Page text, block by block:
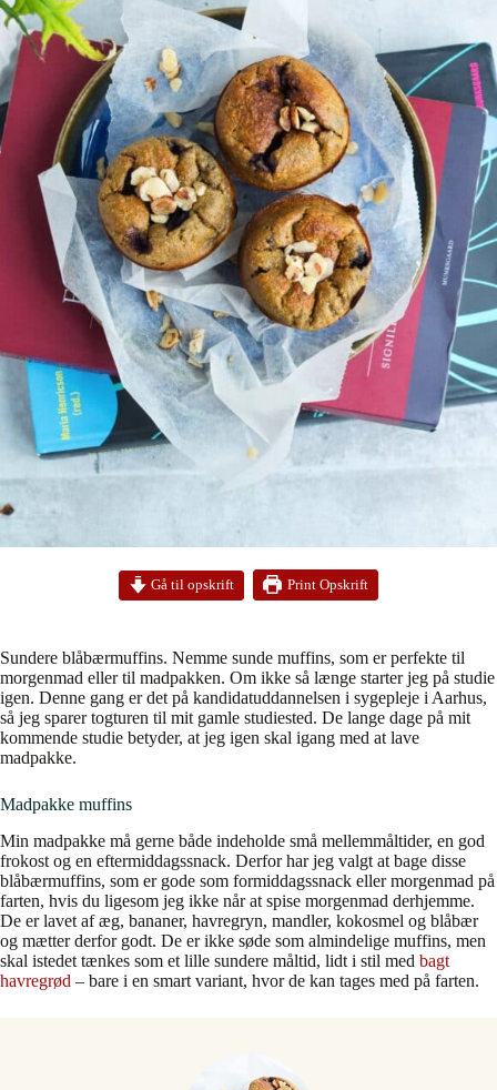
Gå til opskrift Print Opskrift
Sundere blåbærmuffins. Nemme sunde muffins, som er perfekte til
morgenmad eller til madpakken. Om ikke så længe starter jeg på studie
igen. Denne gang er det på kandidatuddannelsen i sygepleje i Aarhus,
så jeg sparer togturen til mit gamle studiested. De lange dage på mit
kommende studie betyder, at jeg igen skal igang med at lave
madpakke.
Madpakke muffins
Min madpakke må gerne både indeholde små mellemmåltider, en god
frokost og en eftermiddagssnack. Derfor har jeg valgt at bage disse
blåbærmuffins, som er gode som formiddagssnack eller morgenmad på
farten, hvis du ligesom jeg ikke når at spise morgenmad derhjemme.
De er lavet af æg, bananer, havregryn, mandler, kokosmel og blåbær
og mætter derfor godt. De er ikke søde som almindelige muffins, men
skal istedet tænkes som et lille sundere måltid, lidt i stil med bagt
havregrød – bare i en smart variant, hvor de kan tages med på farten.